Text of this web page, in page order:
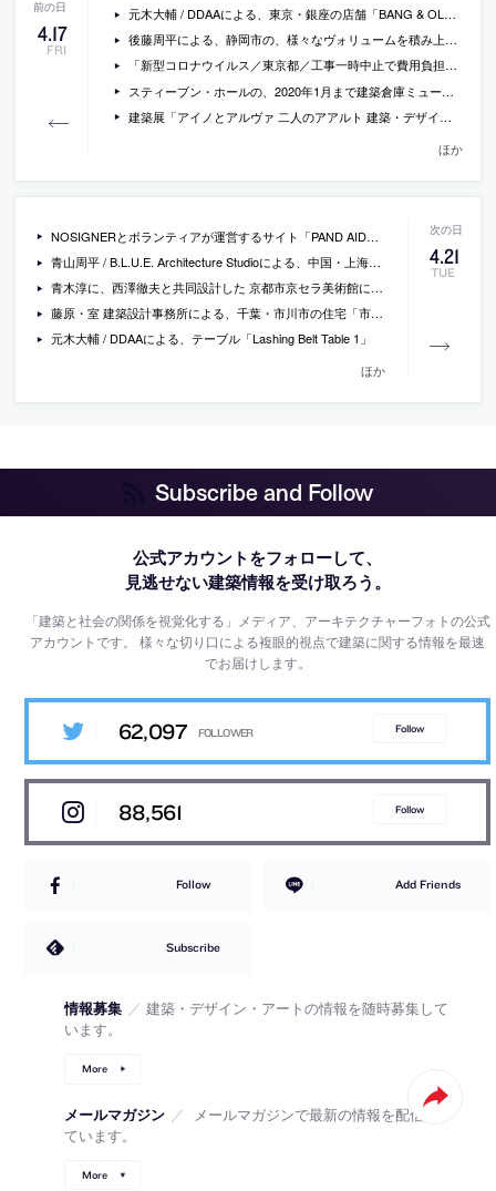
4.17
FRI
元木大輔 / DDAAによる、東京・銀座の店舗「BANG & OLUFSEN Ginza Flagship Store」
後藤周平による、静岡市の、様々なヴォリュームを積み上げることでフロアの中に立体的な動きと特異な経験を生み出した、既存事務所の改修「CODO(鈴与本社リニューアルプロジェクト)」の写真
「新型コロナウイルス／東京都／工事一時中止で費用負担の指針策定へ」（建設工業新聞）
スティーブン・ホールの、2020年1月まで建築倉庫ミュージアムで行われた建築展「Steven Holl：Making Architecture」の会場動画
建築展「アイノとアルヴァ 二人のアアルト 建築・デザイン・生活革命 木材曲げ加工の技術革新と家具デザイン」が、開幕延期の為、会場動画を公開中
ほか
4.21
TUE
NOSIGNERとボランティアが運営するサイト「PAND AID」が、A4クリアファイルを使い30秒で作れるフェイスシールドの型紙と作り方を公開
青山周平 / B.L.U.E. Architecture Studioによる、中国・上海のカフェ「%Arabica上海 建国西路」
青木淳に、西澤徹夫と共同設計した 京都市京セラ美術館について聞いているインタビュー「“デザインの流儀”を引き継ぐリノヴェイションの技法：建築家・青木淳、京都市京セラ美術館リニューアルの全貌を語る」
藤原・室 建築設計事務所による、千葉・市川市の住宅「市川の家」
元木大輔 / DDAAによる、テーブル「Lashing Belt Table 1」
ほか
Subscribe and Follow
公式アカウントをフォローして、
見逃せない建築情報を受け取ろう。
「建築と社会の関係を視覚化する」メディア、アーキテクチャーフォトの公式
アカウントです。様々な切り口による複眼的視点で建築に関する情報を最速
でお届けします。
62,097 Follow
88,561 Follow
Follow Add Friends
Subscribe
情報募集 ／ 建築・デザイン・アートの情報を随時募集して
います。
More
メールマガジン ／
メールマガジンで最新の情報を配信し
ています。
More